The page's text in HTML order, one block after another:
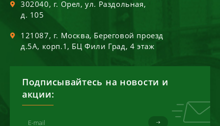
302040, г. Орел,ул. Раздольная,
д. 105
121087, г. Москва, Береговой проезд
д.5А, корп.1, БЦ Фили Град, 4 этаж
Подписывайтесь на новости и
акции: